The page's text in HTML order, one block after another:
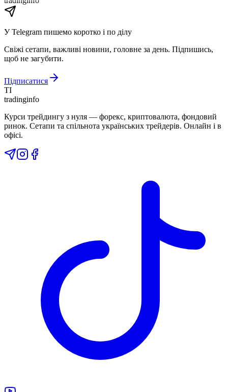
У Telegram пишемо коротко і по ділу
Свіжі сетапи, важливі новини, головне за день. Підпишись,
щоб не загубити.
Підписатися
TI
tradinginfo
Курси трейдингу з нуля — форекс, криптовалюта, фондовий
ринок. Сетапи та спільнота українських трейдерів. Онлайн і в
офісі.